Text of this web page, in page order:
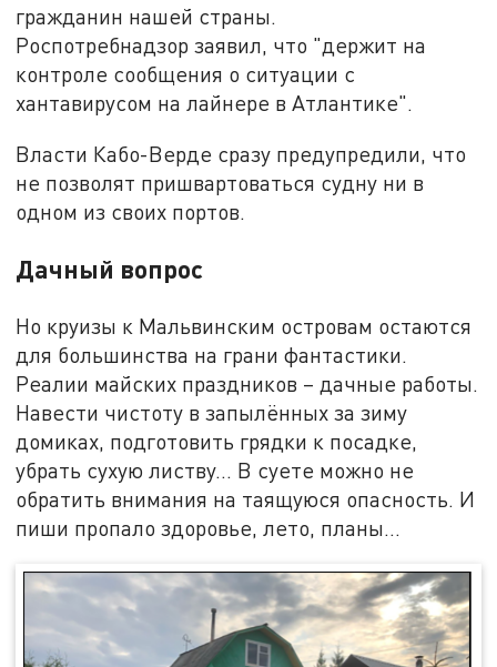
гражданин нашей страны.
Роспотребнадзор заявил, что "держит на
контроле сообщения о ситуации с
хантавирусом на лайнере в Атлантике".
Власти Кабо-Верде сразу предупредили, что
не позволят пришвартоваться судну ни в
одном из своих портов.
Дачный вопрос
Но круизы к Мальвинским островам остаются
для большинства на грани фантастики.
Реалии майских праздников – дачные работы.
Навести чистоту в запылённых за зиму
домиках, подготовить грядки к посадке,
убрать сухую листву... В суете можно не
обратить внимания на таящуюся опасность. И
пиши пропало здоровье, лето, планы...